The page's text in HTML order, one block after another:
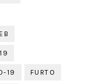
19 FURTO